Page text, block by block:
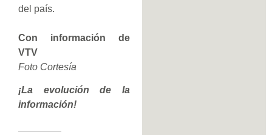
del país.
Con información de
VTV
Foto Cortesía
¡La evolución de la
información!